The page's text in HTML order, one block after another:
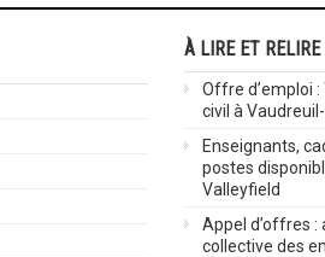
À LIRE ET RELIRE
Offre d’emploi
civil à
Enseignants,
postes
Valleyfield
Appel d’offres :
collective des